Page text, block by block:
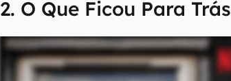
2. O Que Ficou Para Trás